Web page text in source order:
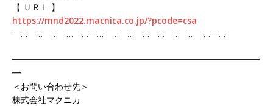
【 ＵＲＬ 】
https://mnd2022.macnica.co.jp/?pcode=csa
―…―…―…―…―…―…―…―…―…―…―…―…―…―…―
━━━━━━━━━━━━━━━━━━━━━━━━━━━━━
━
＜お問い合わせ先＞
株式会社マクニカ